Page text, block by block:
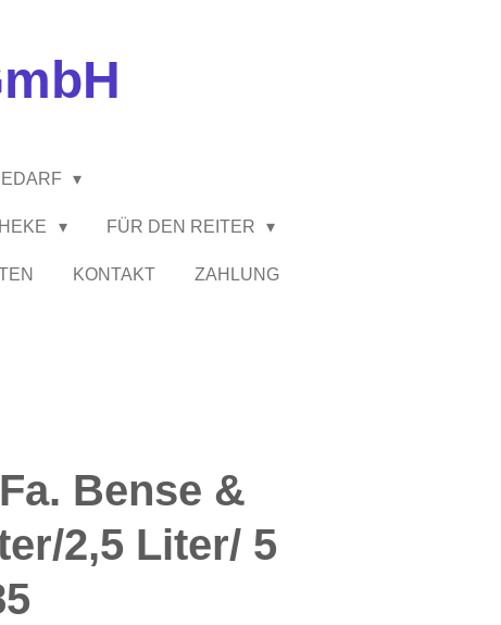
FÜR DEN REITER
KONTAKT ZAHLUNG
Bense &
2,5 Liter/ 5